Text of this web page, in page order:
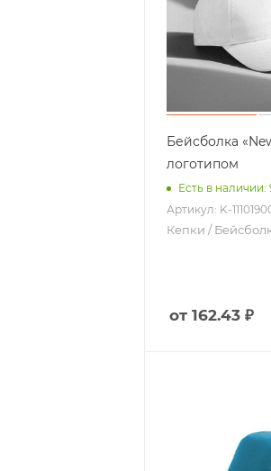
Бейсболка
логотипом
Есть в наличии:
Артикул: K-
Кепки /
от 162.43 ₽
Дорожные
Мультитулы